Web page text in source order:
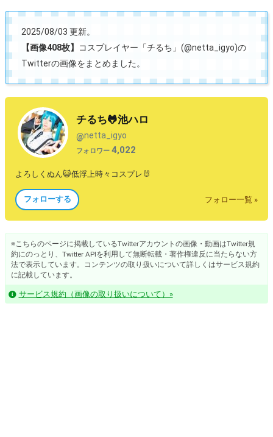
2025/08/03 更新。
【画像408枚】
コスプレイヤー「チるち」(@netta_igyo)の
Twitterの画像をまとめました。
チるち🐸池ハロ
@netta_igyo
フォロワー 4,022
よろしくぬん😺低浮上時々コスプレ🐰
フォローする フォロー一覧 »
※こちらのページに掲載しているTwitterアカウントの画像・動画はTwitter規
約にのっとり、Twitter APIを利用して無断転載・著作権違反に当たらない方
法で表示しています。コンテンツの取り扱いについて詳しくはサービス規約
に記載しています。
サービス規約（画像の取り扱いについて）»